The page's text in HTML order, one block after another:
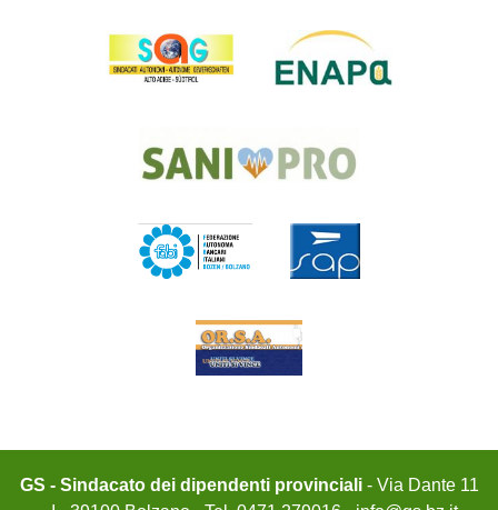
GS - Sindacato dei dipendenti provinciali- Via Dante 11